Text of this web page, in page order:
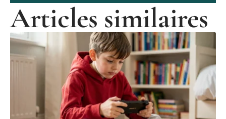
Articles similaires